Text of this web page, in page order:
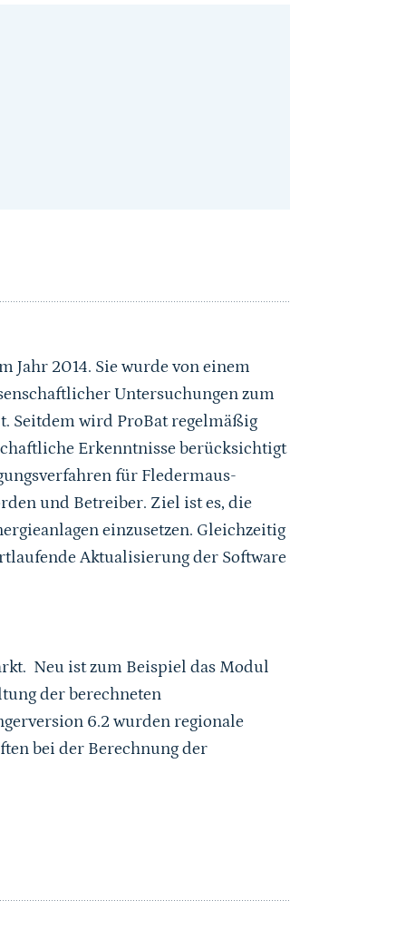
Jahr 2014. Sie wurde von einem
Untersuchungen zum
Seitdem wird ProBat regelmäßig
Erkenntnisse berücksichtigt
für Fledermaus-
und Betreiber. Ziel ist es, die
einzusetzen. Gleichzeitig
Aktualisierung der Software
Neu ist zum Beispiel das Modul
der berechneten
6.2 wurden regionale
bei der Berechnung der